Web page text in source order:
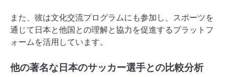
また、彼は文化交流プログラムにも参加し、スポーツを
通じて日本と他国との理解と協力を促進するプラットフ
ォームを活用しています。
他の著名な日本のサッカー選手との比較分析